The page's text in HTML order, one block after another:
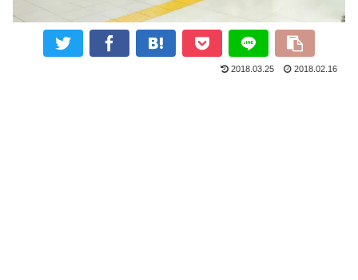
2018.03.25 2018.02.16